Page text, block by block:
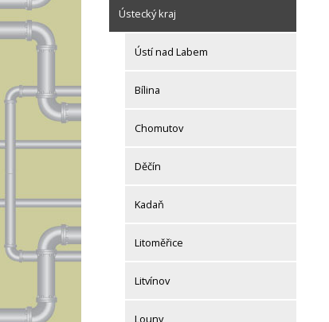
Ústecký kraj
Ústí nad Labem
Bílina
Chomutov
Děčín
Kadaň
Litoměřice
Litvínov
Louny